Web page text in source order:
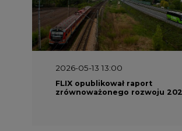
2026-05-13 13:00
FLIX opublikował raport
zrównoważonego rozwoju